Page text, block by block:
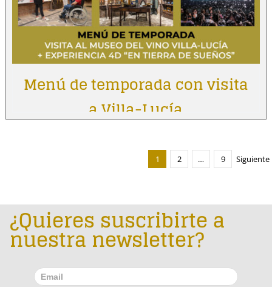
Menú de temporada con visita
a Villa-Lucía
1 2 … 9 Siguiente
¿Quieres suscribirte a
nuestra newsletter?